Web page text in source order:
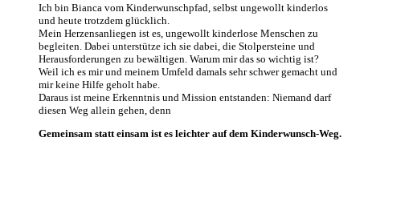
Ich bin Bianca vom Kinderwunschpfad, selbst ungewollt kinderlos
und heute trotzdem glücklich
Mein Herzensanliegen ist es, ungewollt kinderlose Menschen zu
begleiten. Dabei unterstütze ich sie dabei, die Stolpersteine und
Herausforderungen zu bewältigen. Warum mir das so wichtig ist?
Weil ich es mir und meinem Umfeld damals sehr schwer gemacht und
mir keine Hilfe geholt habe.
Daraus ist meine Erkenntnis und Mission entstanden: Niemand darf
diesen Weg allein gehen, denn
Gemeinsam statt einsam ist es leichter auf dem Kinderwunsch-Weg.